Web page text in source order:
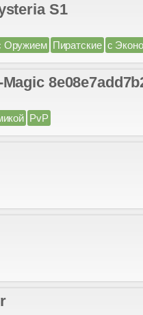
S1
Оружием Пиратские с
PvP